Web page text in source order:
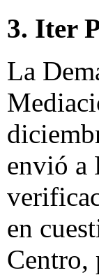
3. Iter
La
envió a
en
Centro,